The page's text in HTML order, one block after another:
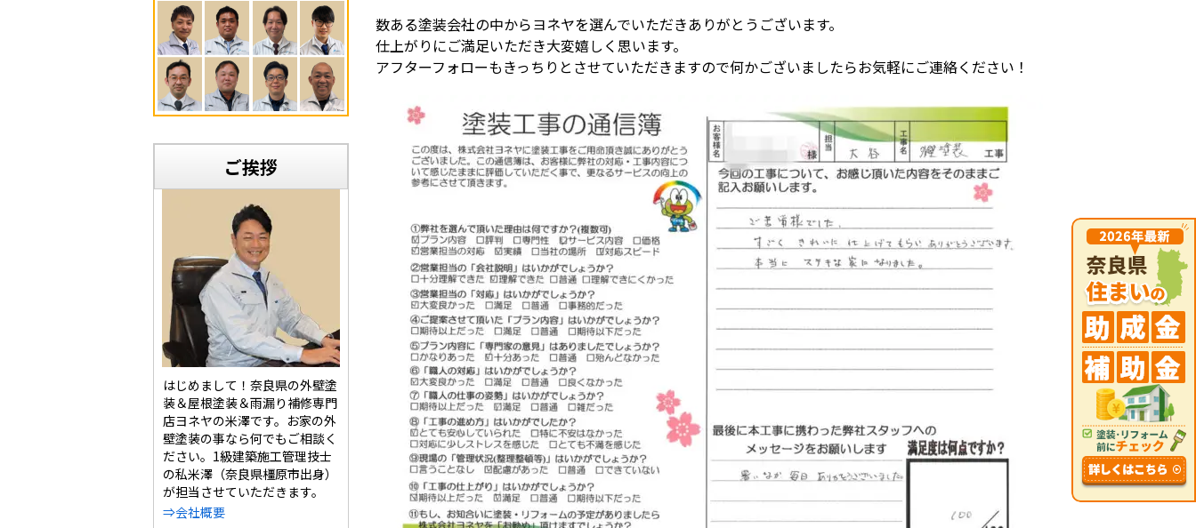
ご挨拶
はじめまして！奈良県の外壁塗
装＆屋根塗装＆雨漏り補修専門
店ヨネヤの米澤です。お家の外
壁塗装の事なら何でもご相談く
ださい。1級建築施工管理技士
の私米澤（奈良県橿原市出身）
が担当させていただきます。
⇒会社概要
数ある塗装会社の中からヨネヤを選んでいただきありがとうございます。
仕上がりにご満足いただき大変嬉しく思います。
アフターフォローもきっちりとさせていただきますので何かございましたらお気軽にご連絡ください！